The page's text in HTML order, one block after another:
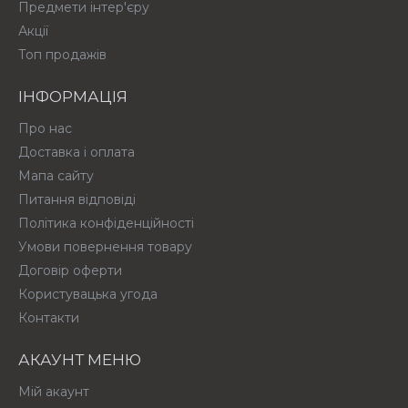
Предмети інтер'єру
Акції
Топ продажів
ІНФОРМАЦІЯ
Про нас
Доставка і оплата
Мапа сайту
Питання відповіді
Політика конфіденційності
Умови повернення товару
Договір оферти
Користувацька угода
Контакти
АКАУНТ МЕНЮ
Мій акаунт